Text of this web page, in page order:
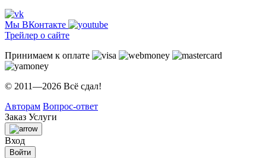
Мы ВКонтакте
Трейлер о сайте
Принимаем к оплате
© 2011—2026 Всё сдал!
Авторам Вопрос-ответ
Заказ Услуги
Вход
Войти